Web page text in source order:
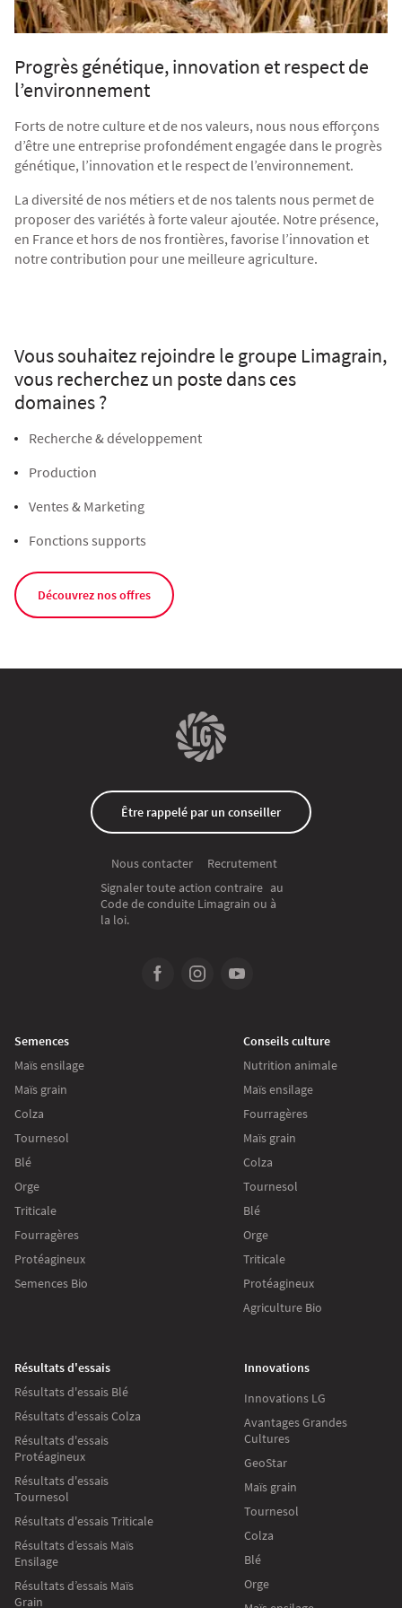
Progrès génétique, innovation et respect de
l’environnement
Forts de notre culture et de nos valeurs, nous nous efforçons
d’être une entreprise profondément engagée dans le progrès
génétique, l’innovation et le respect de l’environnement.
La diversité de nos métiers et de nos talents nous permet de
proposer des variétés à forte valeur ajoutée. Notre présence,
en France et hors de nos frontières, favorise l’innovation et
notre contribution pour une meilleure agriculture.
Vous souhaitez rejoindre le groupe Limagrain,
vous recherchez un poste dans ces
domaines ?
Recherche & développement
Production
Ventes & Marketing
Fonctions supports
Découvrez nos offres
Être rappelé par un conseiller
Nous contacter
Recrutement
Signaler toute action contraire au
Code de conduite Limagrain ou à
la loi.
Semences
Maïs ensilage
Maïs grain
Colza
Tournesol
Blé
Orge
Triticale
Fourragères
Protéagineux
Semences Bio
Conseils culture
Nutrition animale
Maïs ensilage
Fourragères
Maïs grain
Colza
Tournesol
Blé
Orge
Triticale
Protéagineux
Agriculture Bio
Résultats d'essais
Résultats d'essais Blé
Résultats d'essais Colza
Résultats d'essais
Protéagineux
Résultats d'essais
Tournesol
Résultats d'essais Triticale
Résultats d’essais Maïs
Ensilage
Résultats d’essais Maïs
Grain
Innovations
Innovations LG
Avantages Grandes
Cultures
GeoStar
Maïs grain
Tournesol
Colza
Blé
Orge
Agriculture Bio